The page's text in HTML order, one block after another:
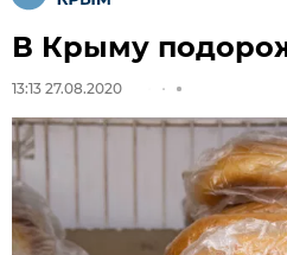
В Крыму
13:13 27.08.2020